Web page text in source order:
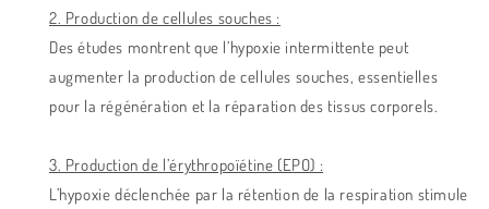
2. Production de cellules souches :
Des études montrent que l’hypoxie intermittente peut
augmenter la production de cellules souches, essentielles
pour la régénération et la réparation des tissus corporels.
3. Production de l’érythropoïétine (EPO) :
L’hypoxie déclenchée par la rétention de la respiration stimule